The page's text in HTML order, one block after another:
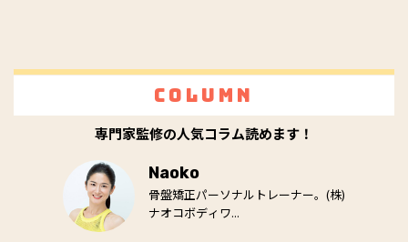
Column
専門家監修の人気コラム読めます！
Naoko
骨盤矯正パーソナルトレーナー。(株)
ナオコボディワ...